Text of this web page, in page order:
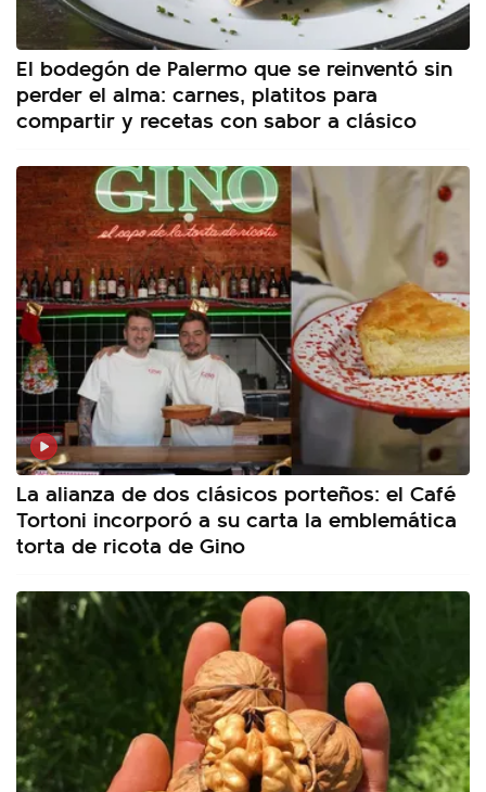
El bodegón de Palermo que se reinventó sin
perder el alma: carnes, platitos para
compartir y recetas con sabor a clásico
La alianza de dos clásicos porteños: el Café
Tortoni incorporó a su carta la emblemática
torta de ricota de Gino